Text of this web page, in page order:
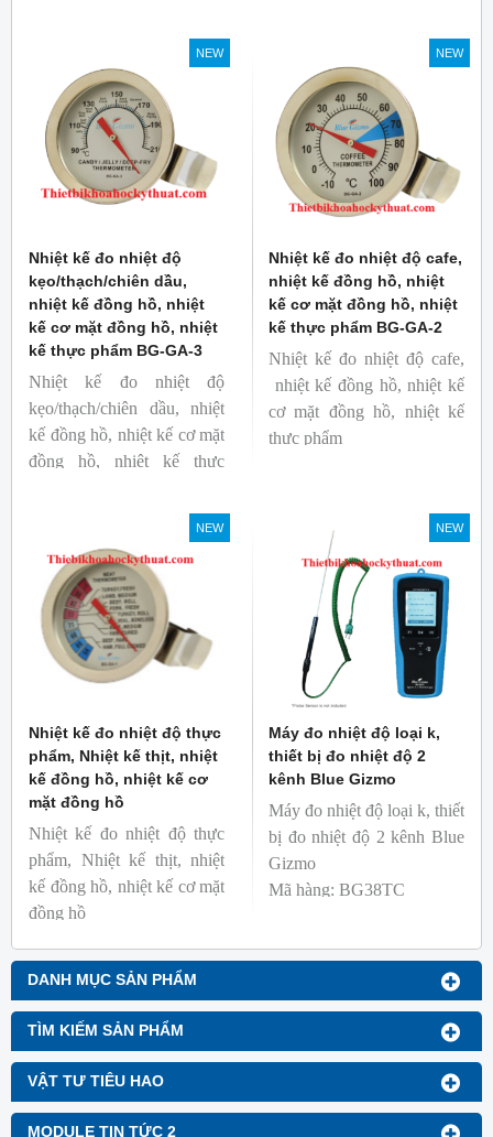
DANH MỤC SẢN PHẨM
TÌM KIẾM SẢN PHẨM
VẬT TƯ TIÊU HAO
MODULE TIN TỨC 2
Thương hiệu: Blue Gizmo
Thương hiệu: Blue Gizmo
NEW
Nhiệt kế đo nhiệt độ
kẹo/thạch/chiên dầu,
nhiệt kế đồng hồ, nhiệt
kế cơ mặt đồng hồ, nhiệt
kế thực phẩm BG-GA-3
Nhiệt kế đo nhiệt độ
kẹo/thạch/chiên dầu, nhiệt
kế đồng hồ, nhiệt kế cơ mặt
đồng hồ, nhiệt kế thực
Thương hiệu: Blue Gizmo
NEW
Nhiệt kế đo nhiệt độ cafe,
nhiệt kế đồng hồ, nhiệt
kế cơ mặt đồng hồ, nhiệt
kế thực phẩm BG-GA-2
Nhiệt kế đo nhiệt độ cafe,
nhiệt kế đồng hồ, nhiệt kế
cơ mặt đồng hồ, nhiệt kế
thực phẩm
NEW
Nhiệt kế đo nhiệt độ thực
phẩm, Nhiệt kế thịt, nhiệt
kế đồng hồ, nhiệt kế cơ
mặt đồng hồ
Nhiệt kế đo nhiệt độ thực
phẩm, Nhiệt kế thịt, nhiệt
kế đồng hồ, nhiệt kế cơ mặt
đồng hồ
Thương hiệu: Blue Gizmo
NEW
Máy đo nhiệt độ loại k,
thiết bị đo nhiệt độ 2
kênh Blue Gizmo
Máy đo nhiệt độ loại k, thiết
bị đo nhiệt độ 2 kênh Blue
Gizmo
Mã hàng: BG38TC